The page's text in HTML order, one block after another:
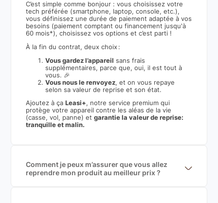
C’est simple comme bonjour : vous choisissez votre
tech préférée (smartphone, laptop, console, etc.),
vous définissez une durée de paiement adaptée à vos
besoins (paiement comptant ou financement jusqu'à
60 mois*), choisissez vos options et c’est parti !
À la fin du contrat, deux choix :
Vous gardez l’appareil sans frais
supplémentaires, parce que, oui, il est tout à
vous. 🎉
Vous nous le renvoyez, et on vous repaye
selon sa valeur de reprise et son état.
Ajoutez à ça Leasi+, notre service premium qui
protège votre appareil contre les aléas de la vie
(casse, vol, panne) etgarantie la valeur de reprise:
tranquille et malin.
Comment je peux m’assurer que vous allez
reprendre mon produit au meilleur prix ?